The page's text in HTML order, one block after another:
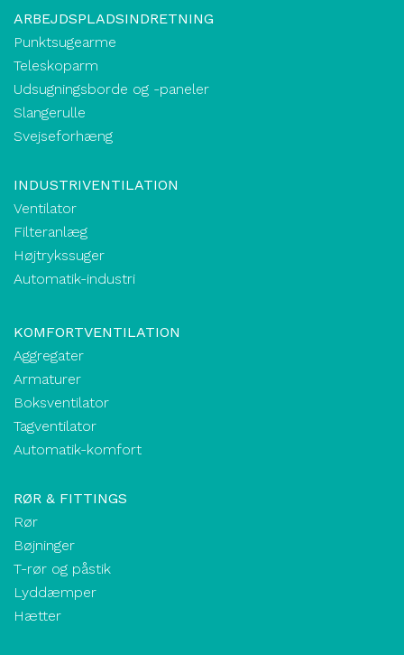
ARBEJDSPLADSINDRETNING
Punktsugearme
Teleskoparm
Udsugningsborde og -paneler
Slangerulle
Svejseforhæng
INDUSTRIVENTILATION
Ventilator
Filteranlæg
Højtrykssuger
Automatik-industri
KOMFORTVENTILATION
Aggregater
Armaturer
Boksventilator
Tagventilator
Automatik-komfort
RØR & FITTINGS
Rør
Bøjninger
T-rør og påstik
Lyddæmper
Hætter